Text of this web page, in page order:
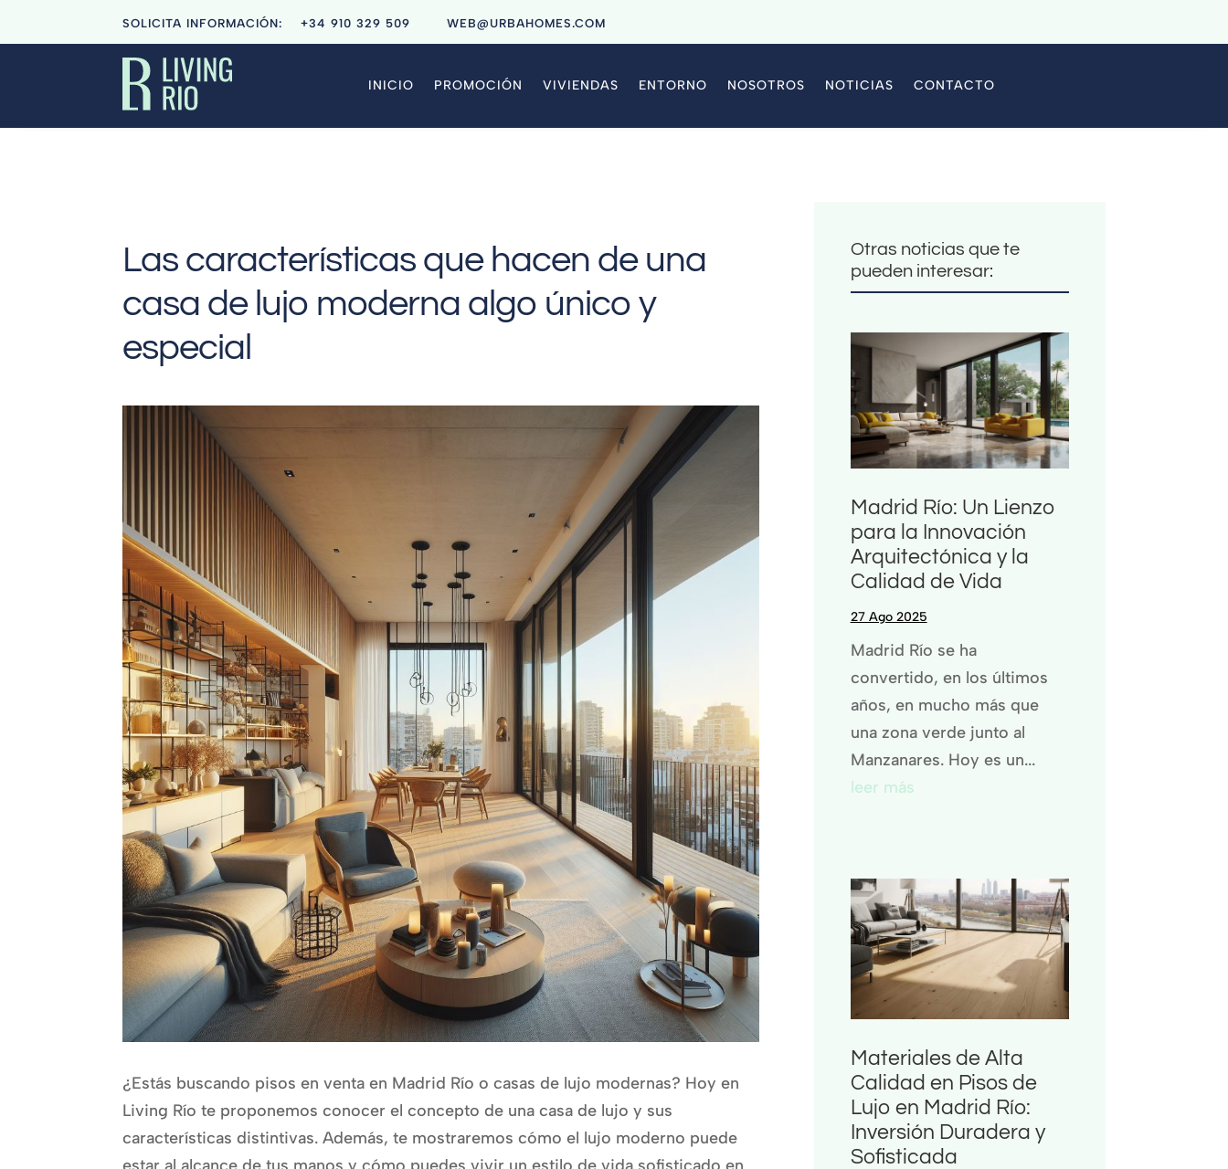
SOLICITA INFORMACIÓN: +34910 329 509 WEB@URBAHOMES.COM
INICIO PROMOCIÓN VIVIENDAS ENTORNO NOSOTROS NOTICIAS CONTACTO
Las características que hacen de una
casa de lujo moderna algo único y
especial
¿Estás buscando pisos en venta en Madrid Río o casas de lujo modernas? Hoy en
Living Río te proponemos conocer el concepto de una casa de lujo y sus
características distintivas. Además, te mostraremos cómo el lujo moderno puede
Otras noticias que te
pueden interesar:
Madrid Río: Un Lienzo
para la Innovación
Arquitectónica y la
Calidad de Vida
27 Ago 2025
Madrid Río se ha
convertido, en los últimos
años, en mucho más que
una zona verde junto al
Manzanares. Hoy es un...
leer más
Materiales de Alta
Calidad en Pisos de
Lujo en Madrid Río:
Inversión Duradera y
Sofisticada